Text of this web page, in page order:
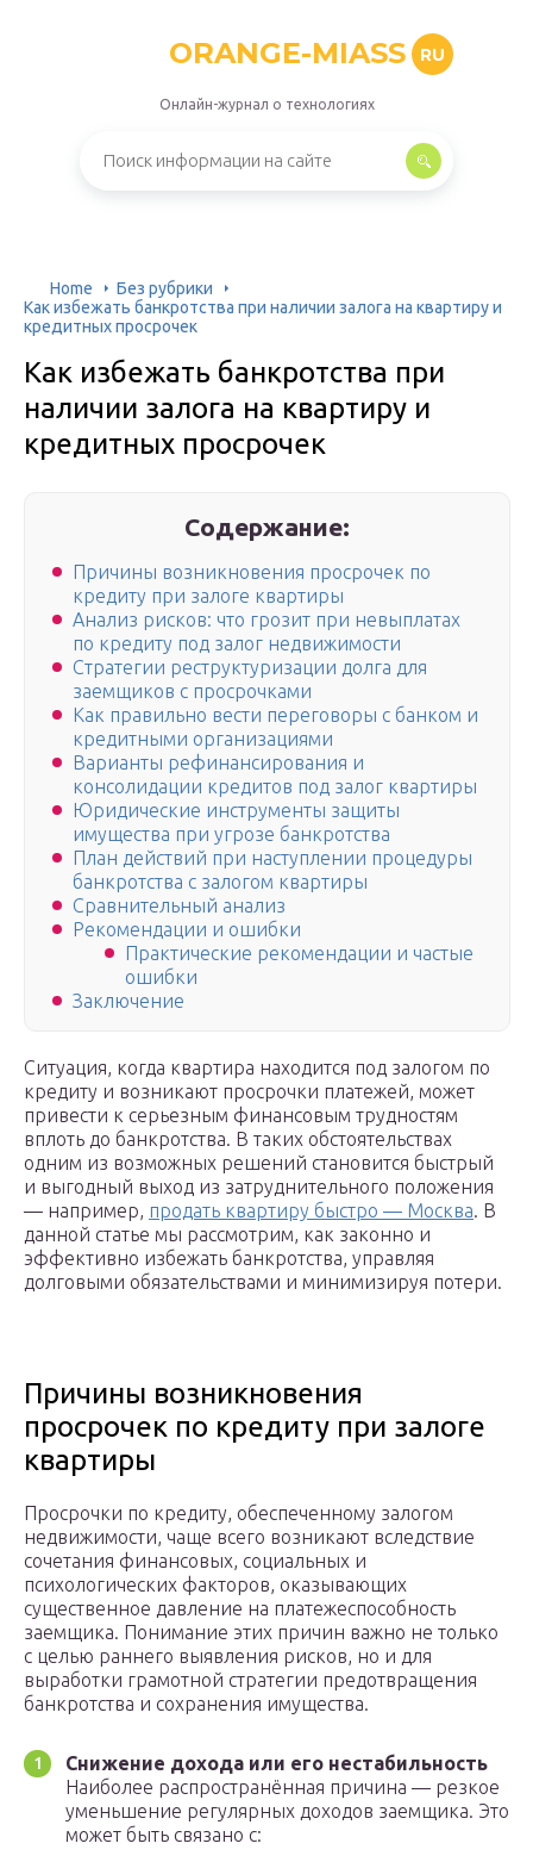
ORANGE-MIASS RU
Онлайн-журнал о технологиях
Home
Без рубрики
Как избежать банкротства при наличии залога на квартиру и
кредитных просрочек
Как избежать банкротства при
наличии залога на квартиру и
кредитных просрочек
Содержание:
Причины возникновения просрочек по
кредиту при залоге квартиры
Анализ рисков: что грозит при невыплатах
по кредиту под залог недвижимости
Стратегии реструктуризации долга для
заемщиков с просрочками
Как правильно вести переговоры с банком и
кредитными организациями
Варианты рефинансирования и
консолидации кредитов под залог квартиры
Юридические инструменты защиты
имущества при угрозе банкротства
План действий при наступлении процедуры
банкротства с залогом квартиры
Сравнительный анализ
Рекомендации и ошибки
Практические рекомендации и частые
ошибки
Заключение
Ситуация, когда квартира находится под залогом по
кредиту и возникают просрочки платежей, может
привести к серьезным финансовым трудностям
вплоть до банкротства. В таких обстоятельствах
одним из возможных решений становится быстрый
и выгодный выход из затруднительного положения
— например, продать квартиру быстро — Москва. В
данной статье мы рассмотрим, как законно и
эффективно избежать банкротства, управляя
долговыми обязательствами и минимизируя потери.
Причины возникновения
просрочек по кредиту при залоге
квартиры
Просрочки по кредиту, обеспеченному залогом
недвижимости, чаще всего возникают вследствие
сочетания финансовых, социальных и
психологических факторов, оказывающих
существенное давление на платежеспособность
заемщика. Понимание этих причин важно не только
с целью раннего выявления рисков, но и для
выработки грамотной стратегии предотвращения
банкротства и сохранения имущества.
Снижение дохода или его нестабильность
Наиболее распространённая причина — резкое
уменьшение регулярных доходов заемщика. Это
может быть связано с: